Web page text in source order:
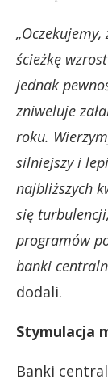
ścieżkę
jednak
zniweluje
roku.
silniejszy i
najbliższych
się
programów
banki
dodali.
Stymulacja
Banki